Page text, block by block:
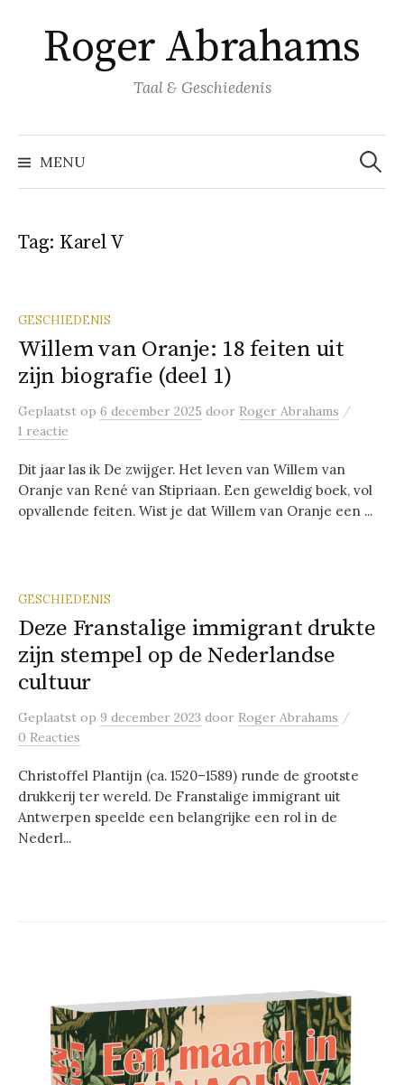
inhoud
springen
Roger Abrahams
Taal & Geschiedenis
MENU
Zoeken
naar:
Tag: Karel V
GESCHIEDENIS
Willem van Oranje: 18 feiten uit
zijn biografie (deel 1)
Geplaatst op 6 december 2025 door Roger Abrahams /
1 reactie
Dit jaar las ik De zwijger. Het leven van Willem van
Oranje van René van Stipriaan. Een geweldig boek, vol
opvallende feiten. Wist je dat Willem van Oranje een ...
GESCHIEDENIS
Deze Franstalige immigrant drukte
zijn stempel op de Nederlandse
cultuur
Geplaatst op 9 december 2023 door Roger Abrahams /
0 Reacties
Christoffel Plantijn (ca. 1520–1589) runde de grootste
drukkerij ter wereld. De Franstalige immigrant uit
Antwerpen speelde een belangrijke een rol in de
Nederl...